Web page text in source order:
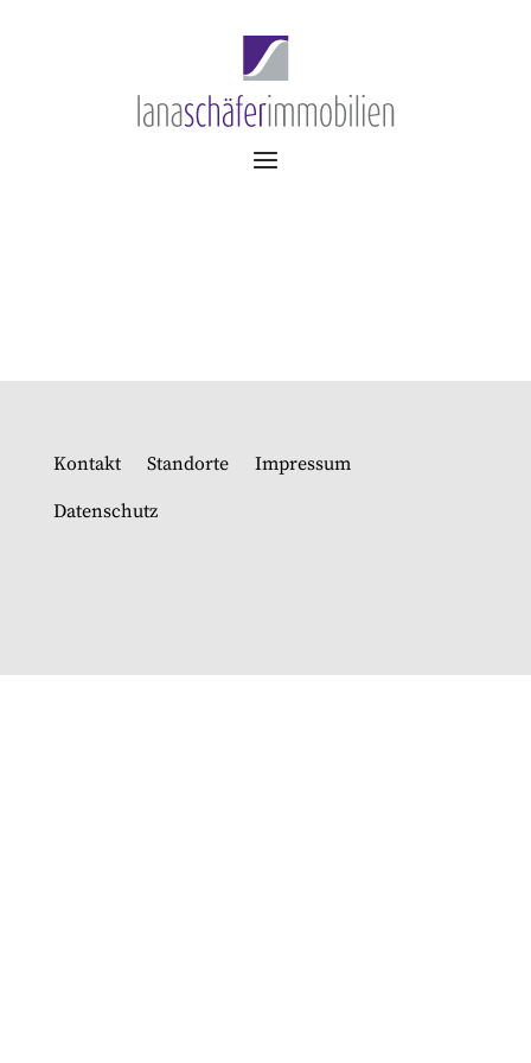
Kontakt Standorte
Impressum
Datenschutz